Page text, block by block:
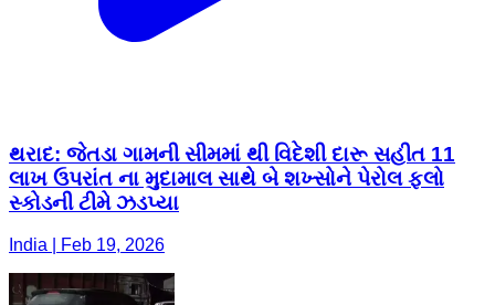
થરાદ: જેતડા ગામની સીમમાં થી વિદેશી દારૂ સહીત 11
લાખ ઉપરાંત ના મુદામાલ સાથે બે શખ્સોને પેરોલ ફલો
સ્કોડની ટીમે ઝડપ્યા
India | Feb 19, 2026